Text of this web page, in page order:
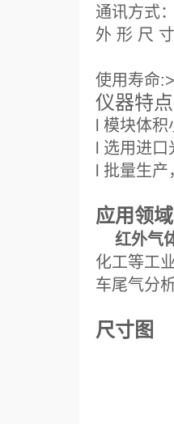
通讯方式
外 形 尺
使用寿命
仪器特点
l 模块体
l 选用进
l 批量生
应用领域
红外气
化工等工
车尾气分
尺寸图